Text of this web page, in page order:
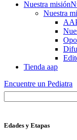
Nuestra misión
Nuestra
Tienda aap
Encuentre un Pediatra
Edades y Etapas